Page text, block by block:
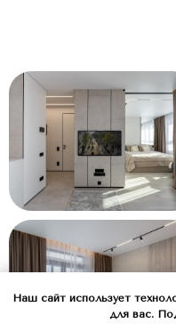
Наш сайт использует
для вас.